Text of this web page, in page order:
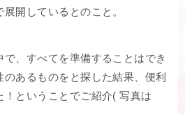
開しているとのこと。
、すべてを準備することはでき
あるものをと探した結果、便利
！ということでご紹介( 写真は